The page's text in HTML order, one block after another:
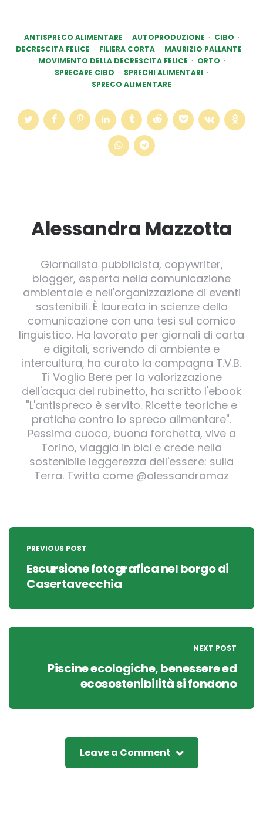
ANTISPRECO ALIMENTARE AUTOPRODUZIONE
CIBO
DECRESCITA FELICE
FILIERA CORTA
MAURIZIO PALLANTE
MOVIMENTO DELLA DECRESCITA FELICE
ORTO
SPRECARE CIBO
SPRECHI ALIMENTARI
SPRECO ALIMENTARE
Alessandra Mazzotta
Giornalista pubblicista, copywriter,
blogger, esperta nella comunicazione
ambientale e nell'organizzazione di eventi
sostenibili. È laureata in scienze della
comunicazione con una tesi sul comico
linguistico. Ha lavorato per giornali di carta
e digitali, scrivendo di ambiente e
intercultura, ha curato la campagna T.V.B.
Ti Voglio Bere per la valorizzazione
dell'acqua del rubinetto, ha scritto l'ebook
"L'antispreco è servito. Ricette teoriche e
pratiche contro lo spreco alimentare".
Pessima cuoca, buona forchetta, vive a
Torino, viaggia in bici e crede nella
sostenibile leggerezza dell'essere: sulla
Terra. Twitta come @alessandramaz
Post
navigation
PREVIOUS POST
Escursione fotografica nel borgo di
Casertavecchia
NEXT POST
Piscine ecologiche, benessere ed
ecosostenibilità si fondono
Leave a Comment